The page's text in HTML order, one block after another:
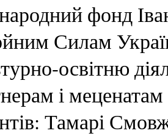
фонд
Силам
освітню
і
Тамарі